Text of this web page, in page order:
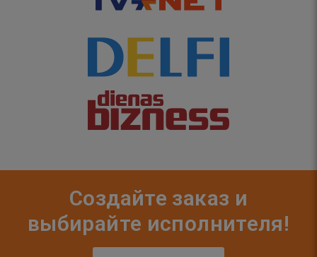
Создайте заказ и
выбирайте исполнителя!